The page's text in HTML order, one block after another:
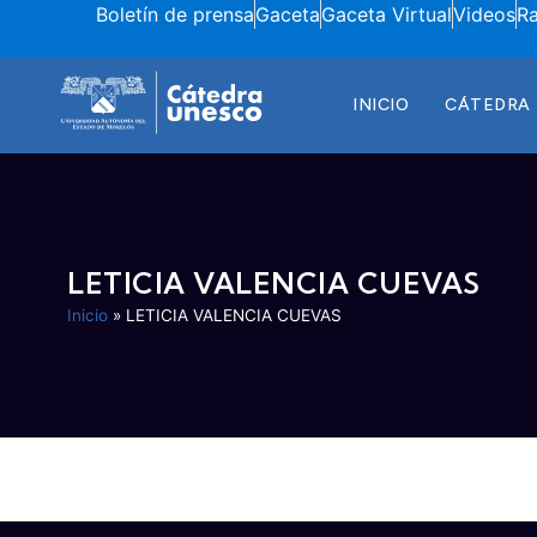
Boletín de prensaGacetaGaceta VirtualVideos
INICIO CÁTEDRA
LETICIA VALENCIA CUEVAS
Inicio » LETICIA VALENCIA CUEVAS